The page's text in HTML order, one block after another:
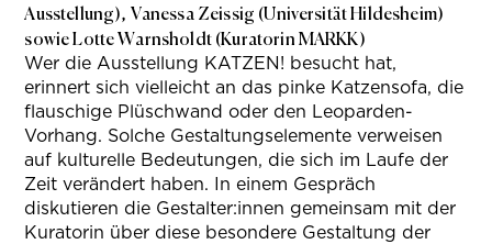
Ausstellung), Vanessa Zeissig (Universität Hildesheim)
sowie Lotte Warnsholdt (Kuratorin MARKK)
Wer die Ausstellung KATZEN! besucht hat,
erinnert sich vielleicht an das pinke Katzensofa, die
flauschige Plüschwand oder den Leoparden-
Vorhang. Solche Gestaltungselemente verweisen
auf kulturelle Bedeutungen, die sich im Laufe der
Zeit verändert haben. In einem Gespräch
diskutieren die Gestalter:innen gemeinsam mit der
Kuratorin über diese besondere Gestaltung der